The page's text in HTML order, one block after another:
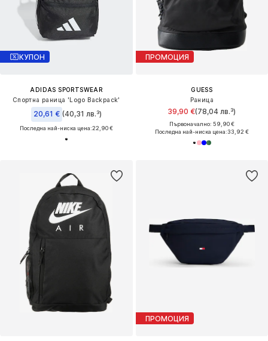
КУПОН
ADIDAS SPORTSWEAR
Спортна раница 'Logo Backpack'
20,61 € (40,31 лв.³)
Последна най-ниска цена:22,90 €
ПРОМОЦИЯ
GUESS
Раница
39,90 €(78,04 лв.³)
Първоначално: 59,90 €
Последна най-ниска цена:33,92 €
ПРОМОЦИЯ